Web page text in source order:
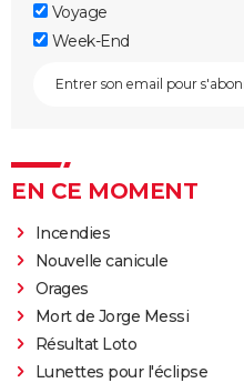
Voyage
Week-End
EN CE MOMENT
Incendies
Nouvelle canicule
Orages
Mort de Jorge Messi
Résultat Loto
Lunettes pour l'éclipse